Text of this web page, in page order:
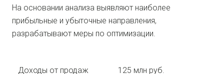
На основании анализа выявляют наиболее
прибыльные и убыточные направления,
разрабатывают меры по оптимизации.
Доходы от продаж 125 млн руб.